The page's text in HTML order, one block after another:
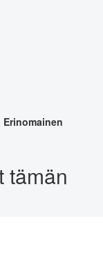
Erinomainen
tämän